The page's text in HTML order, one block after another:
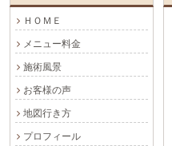
ＨＯＭＥ
メニュー料金
施術風景
お客様の声
地図行き方
プロフィール